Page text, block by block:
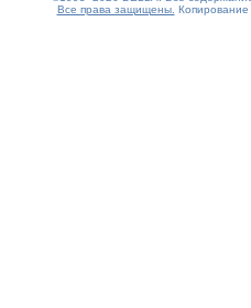
Все права защищены.